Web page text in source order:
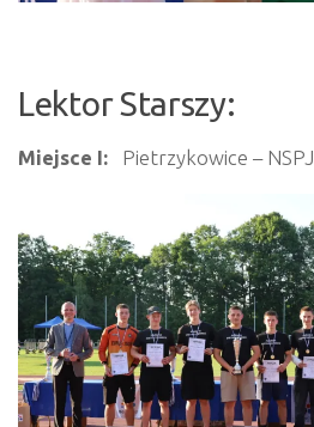
Lektor Starszy:
Miejsce I: Pietrzykowice – NSPJ